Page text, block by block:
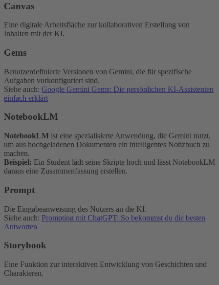
Canvas
Eine digitale Arbeitsfläche zur kollaborativen Erstellung von
Inhalten mit der KI.
Gems
Benutzerdefinierte Versionen von Gemini, die für spezifische
Aufgaben vorkonfiguriert sind.
Siehe auch: Google Gemini Gems: Die persönlichen KI-Assistenten
einfach erklärt
NotebookLM
NotebookLM ist eine spezialisierte Anwendung, die Gemini nutzt,
um aus hochgeladenen Dokumenten ein intelligentes Notizbuch zu
machen.
Beispiel: Ein Student lädt seine Skripte hoch und lässt NotebookLM
daraus eine Zusammenfassung erstellen.
Prompt
Die Eingabeanweisung des Nutzers an die KI.
Siehe auch: Prompting mit ChatGPT: So bekommst du die besten
Antworten
Storybook
Eine Funktion zur interaktiven Entwicklung von Geschichten und
Charakteren.